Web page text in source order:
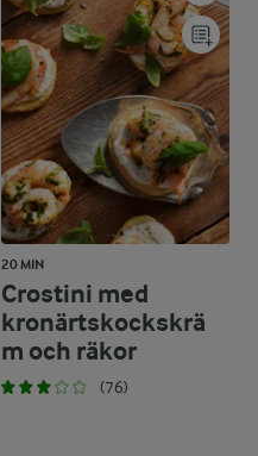
20 MIN
Crostini med
kronärtskockskrä
m och räkor
(76)